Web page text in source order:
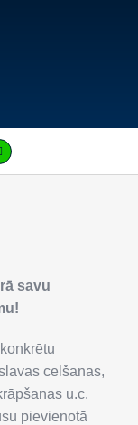
savu
celšanas,
u.c.
pievienotā